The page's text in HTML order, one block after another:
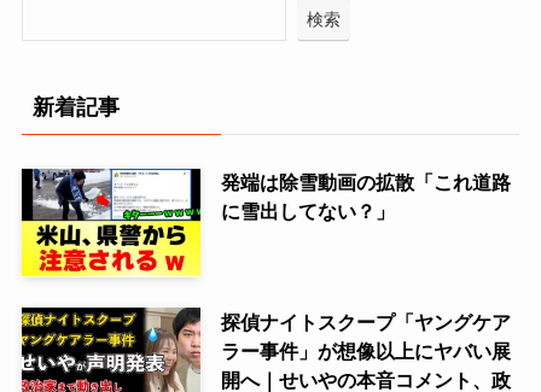
検索
新着記事
発端は除雪動画の拡散「これ道路
に雪出してない？」
探偵ナイトスクープ「ヤングケア
ラー事件」が想像以上にヤバい展
開へ｜せいやの本音コメント、政